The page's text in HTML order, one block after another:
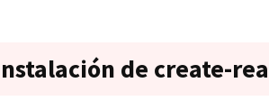
de create-